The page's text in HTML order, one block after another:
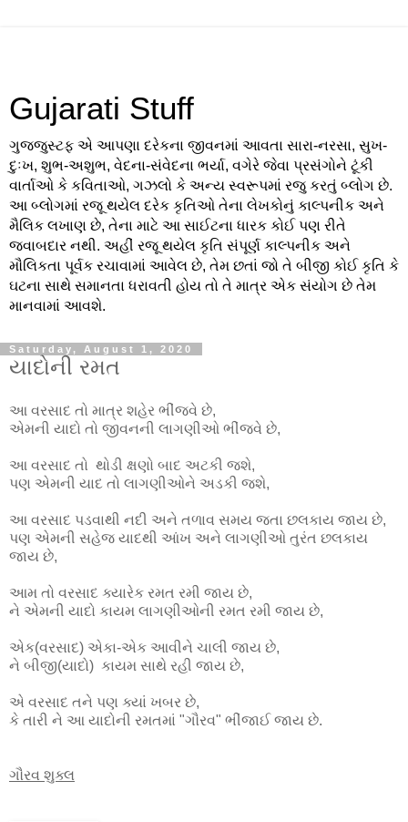
Gujarati Stuff
ગુજજુસ્ટફ એ આપણા દરેકના જીવનમાં આવતા સારા-નરસા, સુખ-
દુઃખ, શુભ-અશુભ, વેદના-સંવેદના ભર્યા, વગેરે જેવા પ્રસંગોને ટૂંકી
વાર્તાઓ કે કવિતાઓ, ગઝલો કે અન્ય સ્વરૂપમાં રજુ કરતું બ્લોગ છે.
આ બ્લોગમાં રજૂ થયેલ દરેક કૃતિઓ તેના લેખકોનું કાલ્પનીક અને
મૈલિક લખાણ છે, તેના માટે આ સાઈટના ધારક કોઈ પણ રીતે
જવાબદાર નથી. અહીં રજૂ થયેલ કૃતિ સંપૂર્ણ કાલ્પનીક અને
મૌલિકતા પૂર્વક રચાવામાં આવેલ છે, તેમ છતાં જો તે બીજી કોઈ કૃતિ કે
ઘટના સાથે સમાનતા ધરાવતી હોય તો તે માત્ર એક સંયોગ છે તેમ
માનવામાં આવશે.
Saturday, August 1, 2020
યાદોની રમત
આ વરસાદ તો માત્ર શહેર ભીંજવે છે,
એમની યાદો તો જીવનની લાગણીઓ ભીંજવે છે,
આ વરસાદ તો થોડી ક્ષણો બાદ અટકી જશે,
પણ એમની યાદ તો લાગણીઓને અડકી જશે,
આ વરસાદ પડવાથી નદી અને તળાવ સમય જતા છલકાય જાય છે,
પણ એમની સહેજ યાદથી આંખ અને લાગણીઓ તુરંત છલકાય
જાય છે,
આમ તો વરસાદ ક્યારેક રમત રમી જાય છે,
ને એમની યાદો કાયમ લાગણીઓની રમત રમી જાય છે,
એક(વરસાદ) એકા-એક આવીને ચાલી જાય છે,
ને બીજી(યાદો) કાયમ સાથે રહી જાય છે,
એ વરસાદ તને પણ ક્યાં ખબર છે,
કે તારી ને આ યાદોની રમતમાં "ગૌરવ" ભીંજાઈ જાય છે.
ગૌરવ શુક્લ